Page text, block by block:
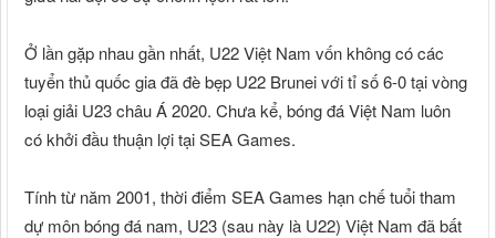
Ở lần gặp nhau gần nhất, U22 Việt Nam vốn không có các
tuyển thủ quốc gia đã đè bẹp U22 Brunei với tỉ số 6-0 tại vòng
loại giải U23 châu Á 2020. Chưa kể, bóng đá Việt Nam luôn
có khởi đầu thuận lợi tại SEA Games.
Tính từ năm 2001, thời điểm SEA Games hạn chế tuổi tham
dự môn bóng đá nam, U23 (sau này là U22) Việt Nam đã bất